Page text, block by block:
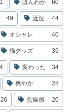
ほんわか 60
49 近況 44
オシャレ 40
猫グッズ 39
変わった 34
爽やか 28
26 焦燥感 20